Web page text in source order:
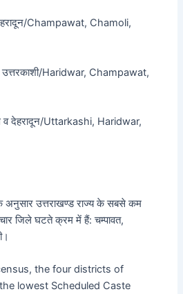
देहरादून/Champawat, Chamoli,
व उत्तरकाशी/Haridwar, Champawat,
व देहरादून/Uttarkashi, Haridwar,
अनुसार उत्तराखण्ड राज्य के सबसे कम
जिले घटते क्रम में हैं: चम्पावत,
the four districts of
lowest Scheduled Caste